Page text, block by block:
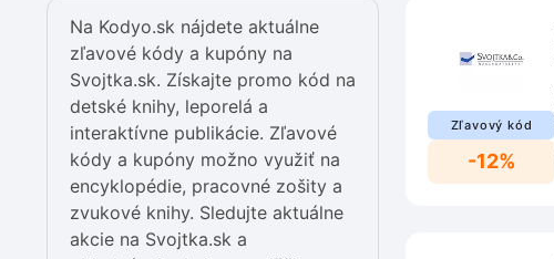
Na Kodyo.sk nájdete aktuálne
zľavové kódy a kupóny na
Svojtka.sk. Získajte promo kód na
detské knihy, leporelá a
interaktívne publikácie. Zľavové
kódy a kupóny možno využiť na
encyklopédie, pracovné zošity a
zvukové knihy. Sledujte aktuálne
akcie na Svojtka.sk a
Zľavový kód
-12%